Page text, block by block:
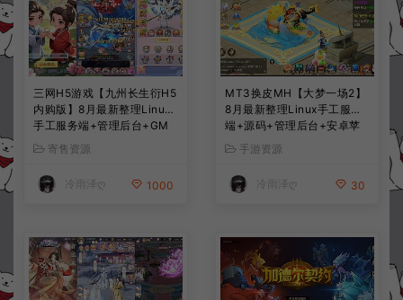
三网H5游戏【九州长生衍H5
内购版】8月最新整理Linux
手工服务端+管理后台+GM
授权后台+简易安卓客户端
+详细搭建教程+视频教程
寄售资源
冷雨泽ღ 1000
MT3换皮MH【大梦一场2】
8月最新整理Linux手工服务
端+源码+管理后台+安卓苹
果双端+详细搭建教程+视频
教程
手游资源
冷雨泽ღ 30